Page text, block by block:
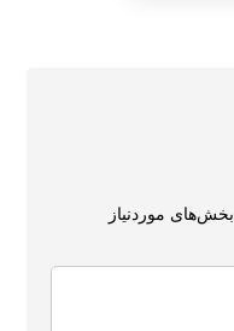
بخش‌های موردنیاز